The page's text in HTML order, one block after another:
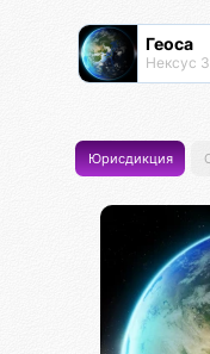
Геоса
Нексус
Юрисдикция